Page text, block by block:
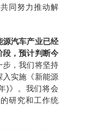
同努力推动解
源汽车产业已经
段，预计判断今
步，我们将坚持
入实施《新能源
)》。我们将会
研究和工作统